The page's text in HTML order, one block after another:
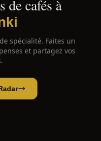
de cafés à
spécialité. Faites un
et partagez vos